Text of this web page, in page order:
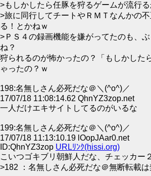
>もしかしたら任豚を狩るゲームが流行
>旅に同行してチートやＲＭＴなんかの
る！とかねｗ
>ＰＳ４の録画機能を嫌がってたのも、
ね？
狩られるのが怖かったの？「もしかした
ゃったの？ｗ
198:名無しさん必死だな＠＼(^o^)／
17/07/18 11:08:14.62 QhnYZ3zop.net
一人だけエキサイトしてるのがいるな
199:名無しさん必死だな＠＼(^o^)／
17/07/18 11:13:10.19 lOopJAar0.net
ID:QhnYZ3zop URLﾘﾝｸ(hissi.org)
こいつゴキブリ朝鮮人だな、チェッカー
>182 ：名無しさん必死だな＠無断転載は